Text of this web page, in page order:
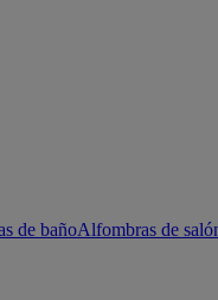
de bañoAlfombras de